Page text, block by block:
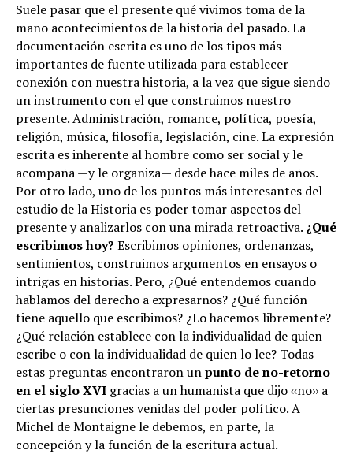
Suele pasar que el presente qué vivimos toma de la
mano acontecimientos de la historia del pasado. La
documentación escrita es uno de los tipos más
importantes de fuente utilizada para establecer
conexión con nuestra historia, a la vez que sigue siendo
un instrumento con el que construimos nuestro
presente. Administración, romance, política, poesía,
religión, música, filosofía, legislación, cine. La expresión
escrita es inherente al hombre como ser social y le
acompaña —y le organiza— desde hace miles de años.
Por otro lado, uno de los puntos más interesantes del
estudio de la Historia es poder tomar aspectos del
presente y analizarlos con una mirada retroactiva. ¿Qué
escribimos hoy? Escribimos opiniones, ordenanzas,
sentimientos, construimos argumentos en ensayos o
intrigas en historias. Pero, ¿Qué entendemos cuando
hablamos del derecho a expresarnos? ¿Qué función
tiene aquello que escribimos? ¿Lo hacemos libremente?
¿Qué relación establece con la individualidad de quien
escribe o con la individualidad de quien lo lee? Todas
estas preguntas encontraron unpunto de no-retorno
en el siglo XVI gracias a un humanista que dijo ‹‹no›› a
ciertas presunciones venidas del poder político. A
Michel de Montaigne le debemos, en parte, la
concepción y la función de la escritura actual.